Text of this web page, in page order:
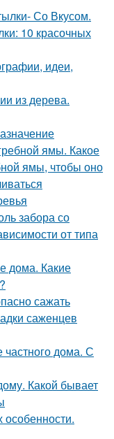
Со Вкусом.
10 красочных
идеи,
из дерева.
ямы. Какое
ямы, чтобы оно
забора со
от типа
дома. Какие
сажать
саженцев
частного дома. С
Какой бывает